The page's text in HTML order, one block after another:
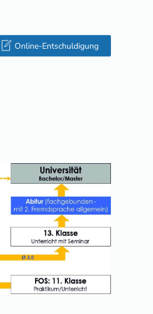
Online-Entschuldigung